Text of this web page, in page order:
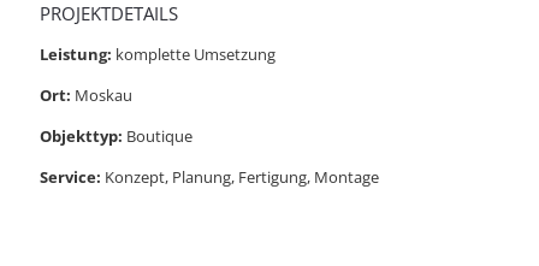
PROJEKTDETAILS
Leistung: komplette Umsetzung
Ort: Moskau
Objekttyp: Boutique
Service: Konzept, Planung, Fertigung, Montage